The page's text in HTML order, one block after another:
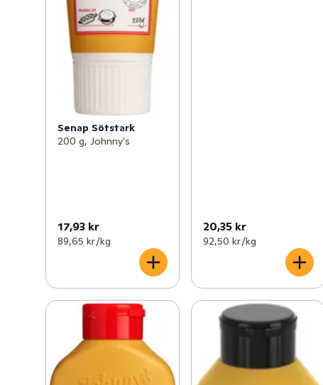
Senap Sötstark
200 g, Johnny's
17,93 kr
89,65 kr /kg
20,35 kr
92,50 kr /kg